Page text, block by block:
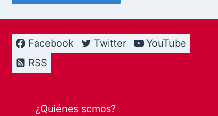
Facebook Twitter
YouTube
RSS
¿Quiénes somos?